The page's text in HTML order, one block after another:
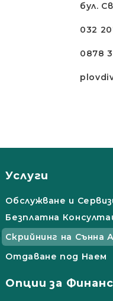
бул.
032
0878
Услуги
Обслужване и
Безплатна
Скрийнинг на Сънна
Отдаване под Наем
Опции за